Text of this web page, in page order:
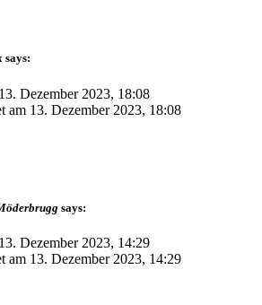
says:
13. Dezember 2023, 18:08
am 13. Dezember 2023, 18:08
says:
13. Dezember 2023, 14:29
am 13. Dezember 2023, 14:29